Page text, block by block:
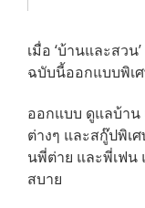
เมื่อ ‘บ้านและสวน
ฉบับนี้ออกแบบพิเ
ออกแบบ ดูแลบ้า
ต่างๆ และสกู๊ปพิเ
นพี่ต่าย และพี่เฟน
สบาย